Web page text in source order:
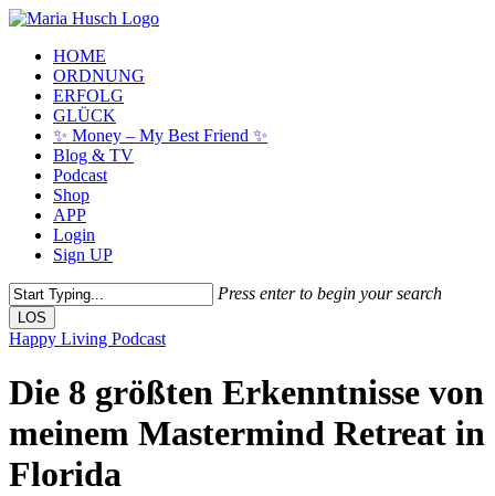
Skip
main
content
Menu
HOME
ORDNUNG
ERFOLG
GLÜCK
✨ Money – My Best Friend ✨
Blog & TV
Podcast
Shop
APP
Login
Sign UP
Press enter to begin your search
LOS
Close
Happy Living Podcast
Die 8 größten Erkenntnisse von
meinem Mastermind Retreat in
Florida